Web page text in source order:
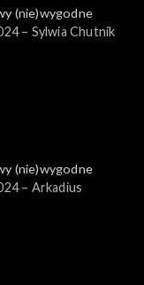
(nie)wygodne
– Sylwia Chutnik
(nie)wygodne
– Arkadius